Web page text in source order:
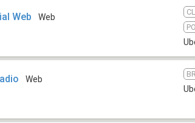
Web Web
Web